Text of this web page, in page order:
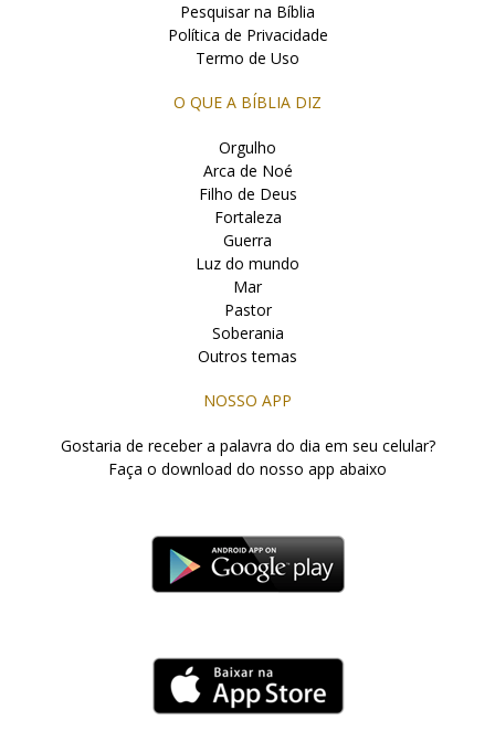
Pesquisar na Bíblia
Política de Privacidade
Termo de Uso
O QUE A BÍBLIA DIZ
Orgulho
Arca de Noé
Filho de Deus
Fortaleza
Guerra
Luz do mundo
Mar
Pastor
Soberania
Outros temas
NOSSO APP
Gostaria de receber a palavra do dia em seu celular?
Faça o download do nosso app abaixo